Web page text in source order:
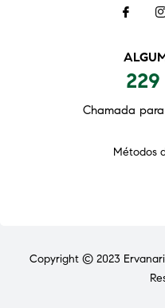
229
Chamada
Métodos
Copyright © 2023